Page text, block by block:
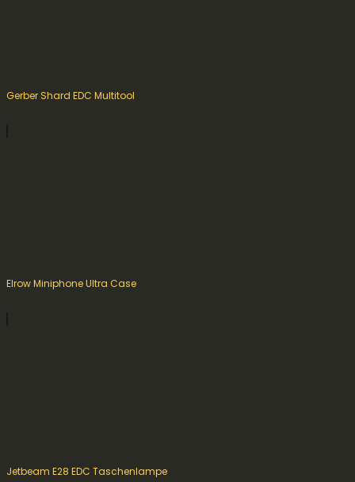
Gerber Shard EDC Multitool
Elrow Miniphone Ultra Case
Jetbeam E28 EDC Taschenlampe